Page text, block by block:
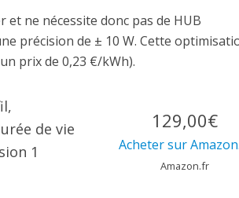
ne nécessite donc pas de HUB
précision de ± 10 W. Cette
prix de 0,23 €/kWh).
de vie
1
129,00€
Acheter sur
Amazon.fr